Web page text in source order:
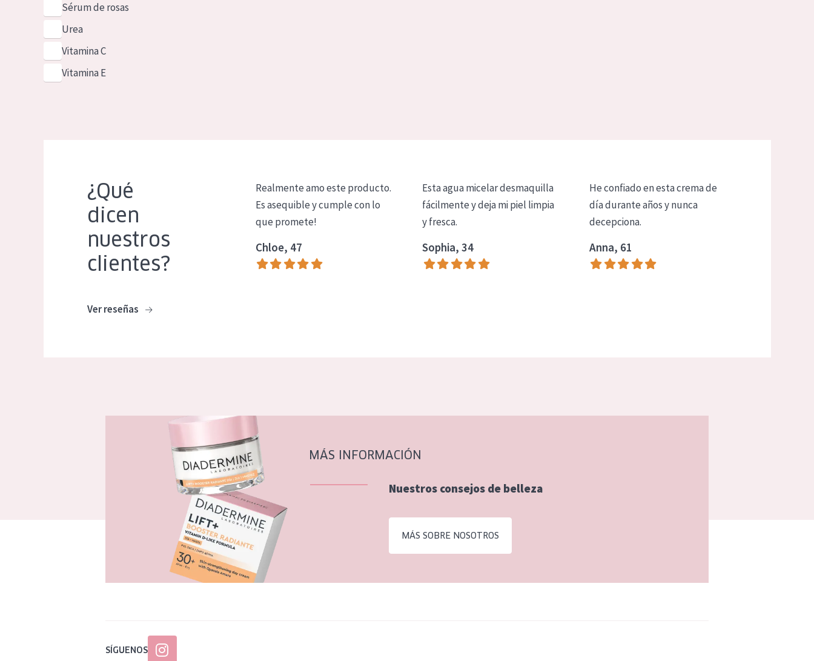
Sérum de rosas
Urea
Vitamina C
Vitamina E
¿Qué
dicen
nuestros
clientes?
Ver reseñas
Realmente amo este producto.
Es asequible y cumple con lo
que promete!
Chloe, 47
Esta agua micelar desmaquilla
fácilmente y deja mi piel limpia
y fresca.
Sophia, 34
He confiado en esta crema de
día durante años y nunca
decepciona.
Anna, 61
MÁS INFORMACIÓN
Nuestros consejos de belleza
MÁS SOBRE NOSOTROS
SÍGUENOS